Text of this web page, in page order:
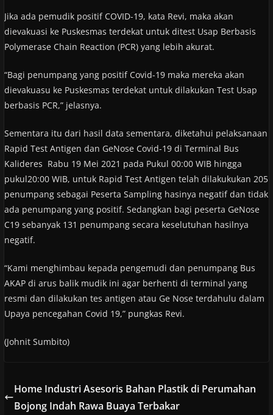
Jika ada pemudik positif COVID-19, kata Revi, maka akan
dievakuasi ke Puskesmas terdekat untuk ditest Usap Berbasis
Polymerase Chain Reaction (PCR) yang lebih akurat.
“Bagi penumpang yang positif Covid-19 maka mereka akan
dievakuasu ke Puskesmas terdekat untuk dilakukan Test Usap
berbasis PCR,” jelasnya.
Sementara itu dari hasil data sementara, diketahui pelaksanaan
Rapid Test Antigen dan GeNose Covid-19 di Terminal Bus
Kalideres Rabu 19 Mei 2021 pada Pukul 00:00 WIB hingga
pukul20:00 WIB, untuk Rapid Test Antigen telah dilakukukan 205
penumpang sebagai Peserta Sampling hasinya negatif dan tidak
ada penumpang yang positif. Sedangkan bagi peserta GeNose
C19 sebanyak 131 penumpang secara keselutuhan hasilnya
negatif.
“Kami menghimbau kepada pengemudi dan penumpang Bus
AKAP di arus balik mudik ini agar berhenti di terminal yang
resmi dan dilakukan tes antigen atau Ge Nose terdahulu dalam
Upaya pencegahan Covid 19,” pungkas Revi.
(Johnit Sumbito)
Home Industri Asesoris Bahan Plastik di Perumahan
Bojong Indah Rawa Buaya Terbakar